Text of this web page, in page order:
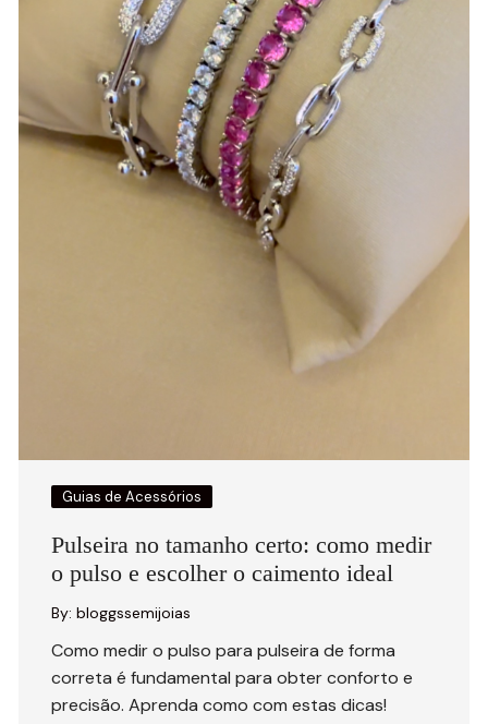
Guias de Acessórios
Pulseira no tamanho certo: como medir
o pulso e escolher o caimento ideal
By: bloggssemijoias
Como medir o pulso para pulseira de forma
correta é fundamental para obter conforto e
precisão. Aprenda como com estas dicas!